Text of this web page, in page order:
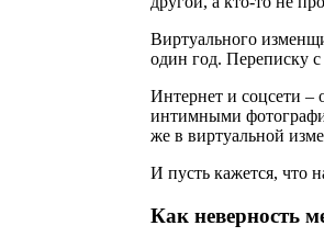
Виртуального
один год. Переписку
Интернет и соцсети –
интимными
же в виртуальной
И пусть кажется, что
Как неверность